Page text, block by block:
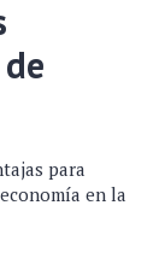
para
en la